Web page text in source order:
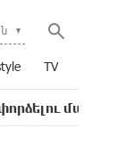
TV
16:50